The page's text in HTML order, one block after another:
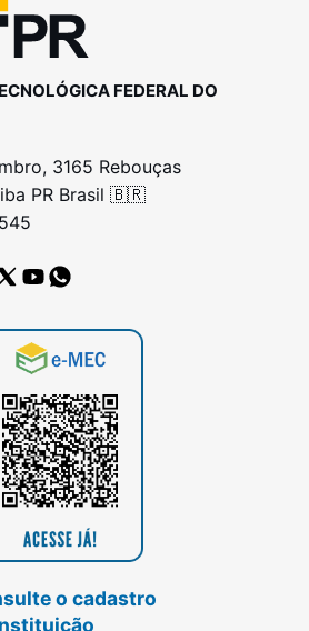
FEDERAL DO
3165 Rebouças
PR Brasil 🇧🇷
o cadastro